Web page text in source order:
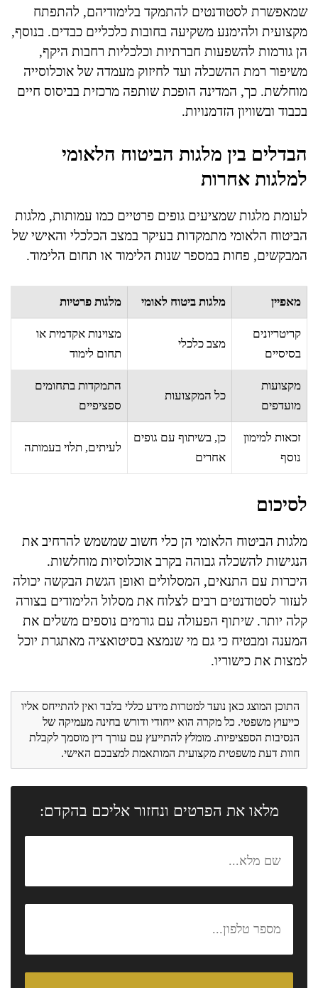
שמאפשרת לסטודנטים להתמקד בלימודיהם, להתפתח
מקצועית ולהימנע משקיעה בחובות כלכליים כבדים. בנוסף,
הן גורמות להשפעות חברתיות וכלכליות רחבות היקף,
משיפור רמת ההשכלה ועד לחיזוק מעמדה של אוכלוסייה
מוחלשת. כך, המדינה הופכת שותפה מרכזית בביסוס חיים
בכבוד ובשוויון הזדמנויות.
הבדלים בין מלגות הביטוח הלאומי
למלגות אחרות
לעומת מלגות שמציעים גופים פרטיים כמו עמותות, מלגות
הביטוח הלאומי מתמקדות בעיקר במצב הכלכלי והאישי של
המבקשים, פחות במספר שנות הלימוד או תחום הלימוד.
מאפיין מלגות ביטוח לאומי מלגות פרטיות
קריטריונים
בסיסיים
מצב כלכלי
מצוינות אקדמית או
תחום לימוד
מקצועות
מועדפים
כל המקצועות
התמקדות בתחומים
ספציפיים
זכאות למימון
נוסף
כן, בשיתוף עם גופים
אחרים
לעיתים, תלוי בעמותה
לסיכום
מלגות הביטוח הלאומי הן כלי חשוב שמשמש להרחיב את
הנגישות להשכלה גבוהה בקרב אוכלוסיות מוחלשות.
היכרות עם התנאים, המסלולים ואופן הגשת הבקשה יכולה
לעזור לסטודנטים רבים לצלוח את מסלול הלימודים בצורה
קלה יותר. שיתוף הפעולה עם גורמים נוספים משלים את
המענה ומבטיח כי גם מי שנמצא בסיטואציה מאתגרת יוכל
למצות את כישוריו.
התוכן המוצג כאן נועד למטרות מידע כללי בלבד ואין להתייחס אליו
כייעוץ משפטי. כל מקרה הוא ייחודי ודורש בחינה מעמיקה של
הנסיבות הספציפיות. מומלץ להתייעץ עם עורך דין מוסמך לקבלת
חוות דעת משפטית מקצועית המותאמת למצבכם האישי.
מלאו את הפרטים ונחזור אליכם בהקדם: